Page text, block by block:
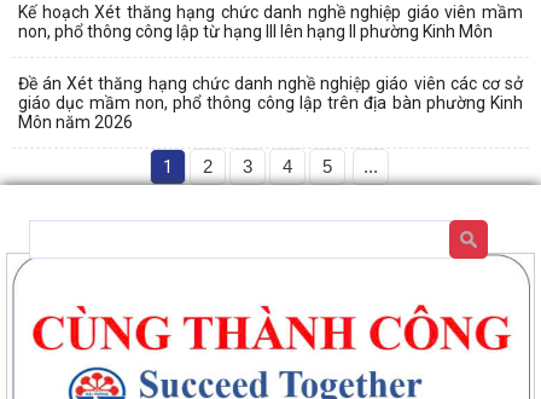
Kế hoạch Xét thăng hạng chức danh nghề nghiệp giáo viên mầm
non, phổ thông công lập từ hạng III lên hạng II phường Kinh Môn
Đề án Xét thăng hạng chức danh nghề nghiệp giáo viên các cơ sở
giáo dục mầm non, phổ thông công lập trên địa bàn phường Kinh
Môn năm 2026
1 2 3 4 5 ...